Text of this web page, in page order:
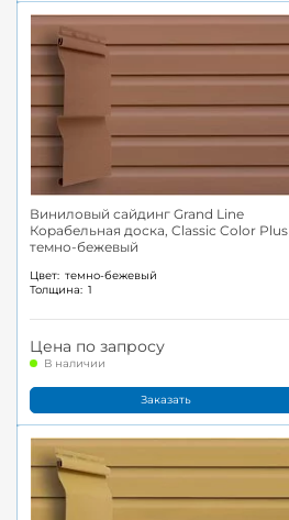
Виниловый сайдинг Grand Line
Корабельная доска, Classic Color Plus
темно-бежевый
Цвет: темно-бежевый
Толщина: 1
Цена по запросу
В наличии
Заказать